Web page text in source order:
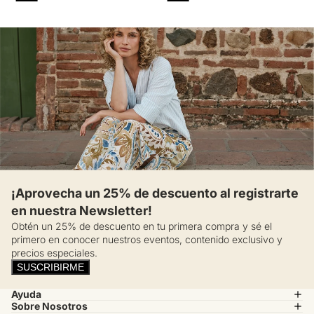
¡Aprovecha un 25% de descuento al registrarte
en nuestra Newsletter!
Obtén un 25% de descuento en tu primera compra y sé el
primero en conocer nuestros eventos, contenido exclusivo y
precios especiales.
SUSCRIBIRME
Ayuda
Sobre Nosotros